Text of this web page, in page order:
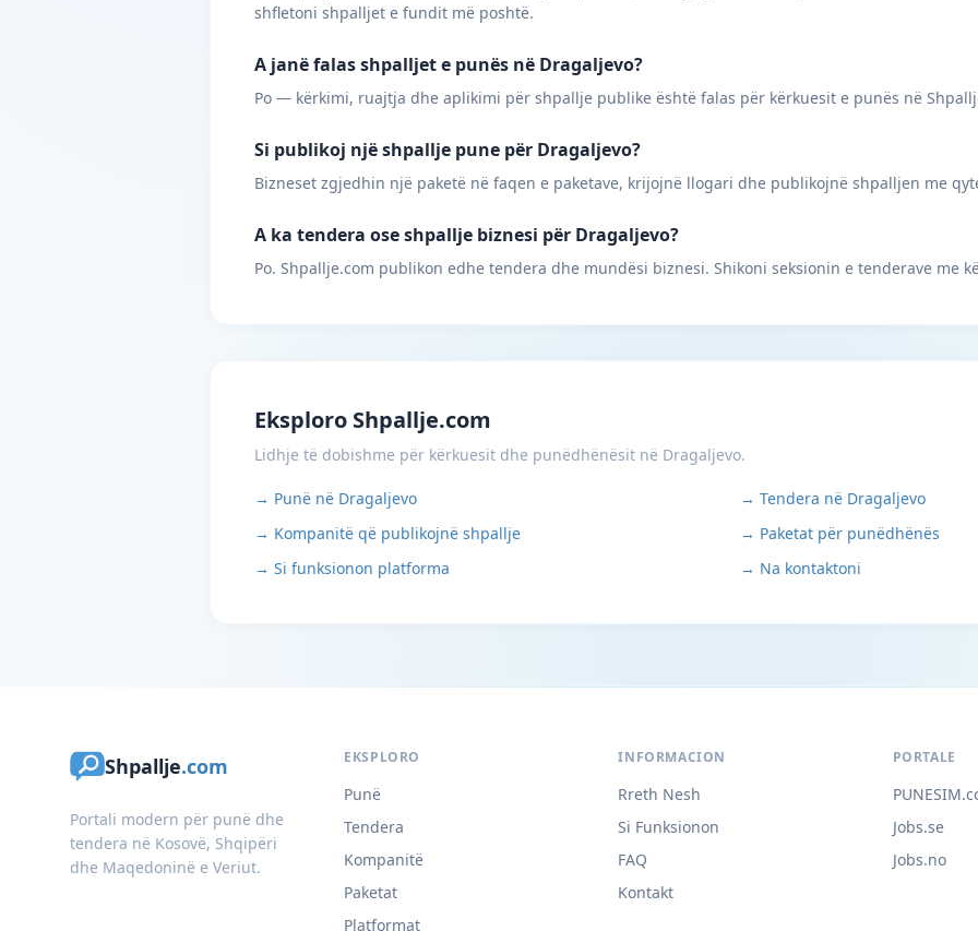
shfletoni shpalljet e fundit më poshtë.
A janë falas shpalljet e punës në Dragaljevo?
Po — kërkimi, ruajtja dhe aplikimi për shpallje publike është falas për kërkuesit e punës në
Si publikoj një shpallje pune për Dragaljevo?
Bizneset zgjedhin një paketë në faqen e paketave, krijojnë llogari dhe publikojnë shpalljen me
A ka tendera ose shpallje biznesi për Dragaljevo?
Po. Shpallje.com publikon edhe tendera dhe mundësi biznesi. Shikoni seksionin e tenderave me
Eksploro Shpallje.com
Lidhje të dobishme për kërkuesit dhe punëdhënësit në Dragaljevo.
→ Punë në Dragaljevo
→ Tendera në Dragaljevo
→ Kompanitë që publikojnë shpallje
→ Paketat për punëdhënës
→ Si funksionon platforma
→ Na kontaktoni
Shpallje.com
Portali modern për punë dhe
tendera në Kosovë, Shqipëri
dhe Maqedoninë e Veriut.
EKSPLORO
Punë
Tendera
Kompanitë
Paketat
Platformat
INFORMACION
Rreth Nesh
Si Funksionon
FAQ
Kontakt
PORTALE
Jobs.se
Jobs.no